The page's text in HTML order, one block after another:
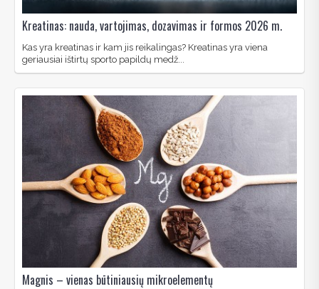
Kreatinas: nauda, vartojimas, dozavimas ir formos 2026 m.
Kas yra kreatinas ir kam jis reikalingas? Kreatinas yra viena
geriausiai ištirtų sporto papildų medž...
Magnis – vienas būtiniausių mikroelementų